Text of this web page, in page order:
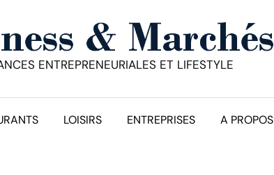
ENTREPRENEURIALES ET LIFESTYLE
LOISIRS ENTREPRISES A PROPOS